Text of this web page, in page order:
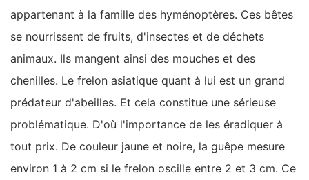
appartenant à la famille des hyménoptères. Ces bêtes
se nourrissent de fruits, d'insectes et de déchets
animaux. Ils mangent ainsi des mouches et des
chenilles. Le frelon asiatique quant à lui est un grand
prédateur d'abeilles. Et cela constitue une sérieuse
problématique. D'où l'importance de les éradiquer à
tout prix. De couleur jaune et noire, la guêpe mesure
environ 1 à 2 cm si le frelon oscille entre 2 et 3 cm. Ce